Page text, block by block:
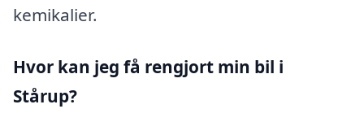
kemikalier.
Hvor kan jeg få rengjort min bil i
Stårup?